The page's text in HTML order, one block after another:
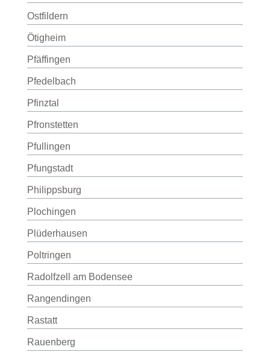
Ostfildern
Ötigheim
Pfäffingen
Pfedelbach
Pfinztal
Pfronstetten
Pfullingen
Pfungstadt
Philippsburg
Plochingen
Plüderhausen
Poltringen
Radolfzell am Bodensee
Rangendingen
Rastatt
Rauenberg